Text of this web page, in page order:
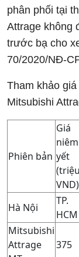
phân phối tại
Attrage không
trước bạ cho
70/2020/NĐ-
Tham khảo
Mitsubishi
Phiên bản
Giá
niêm
yết
(triệu
VND)
Hà Nội
TP.
HCM
Mitsubishi
Attrage
375